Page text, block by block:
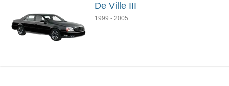
De Ville III
1999 - 2005